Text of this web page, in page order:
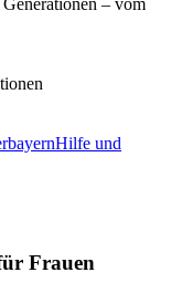
Hilfe und
Frauen